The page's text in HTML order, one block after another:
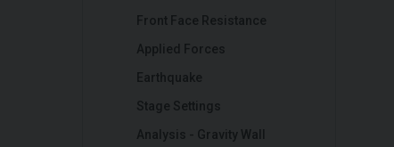
Front Face Resistance
Applied Forces
Earthquake
Stage Settings
Analysis - Gravity Wall